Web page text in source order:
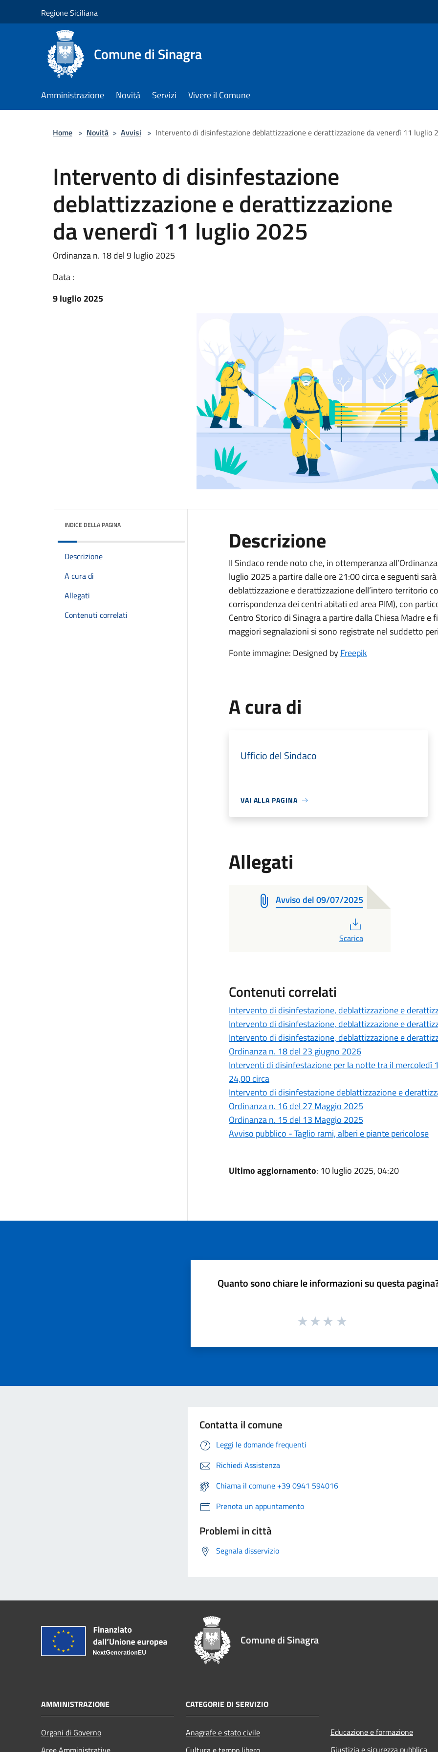
Regione Siciliana
Comune di Sinagra
Amministrazione Novità Servizi Vivere il Comune
Home > Novità > Avvisi > Intervento di disinfestazione deblattizzazione e derattizzazione da venerdì 11 luglio
Intervento di disinfestazione
deblattizzazione e derattizzazione
da venerdì 11 luglio 2025
Ordinanza n. 18 del 9 luglio 2025
Data :
9 luglio 2025
INDICE DELLA PAGINA
Descrizione
A cura di
Allegati
Contenuti correlati
Descrizione
Il Sindaco rende noto che, in ottemperanza
luglio 2025 a partire dalle ore 21:00 circa e seguenti
deblattizzazione e derattizzazione dell’intero territorio
corrispondenza dei centri abitati ed area PIM), con
Centro Storico di Sinagra a partire dalla Chiesa Madre e
maggiori segnalazioni si sono registrate nel suddetto
Fonte immagine: Designed byFreepik
A cura di
Ufficio del Sindaco
VAI ALLA PAGINA
Allegati
Avviso del 09/07/2025
Scarica
Contenuti correlati
Intervento di disinfestazione, deblattizzazione e
Intervento di disinfestazione, deblattizzazione e
Intervento di disinfestazione, deblattizzazione e
Ordinanza n. 18 del 23 giugno 2026
Interventi di disinfestazione per la notte tra il mercoledì
24,00 circa
Intervento di disinfestazione deblattizzazione e
Ordinanza n. 16 del 27 Maggio 2025
Ordinanza n. 15 del 13 Maggio 2025
Avviso pubblico - Taglio rami, alberi e piante pericolose
Ultimo aggiornamento: 10 luglio 2025, 04:20
Quanto sono chiare le informazioni su questa
Contatta il comune
Leggi le domande frequenti
Richiedi Assistenza
Chiama il comune +39 0941 594016
Prenota un appuntamento
Problemi in città
Segnala disservizio
Comune di Sinagra
AMMINISTRAZIONE
Organi di Governo
CATEGORIE DI SERVIZIO
Anagrafe e stato civile
Educazione e formazione
Giustizia e sicurezza pubblica